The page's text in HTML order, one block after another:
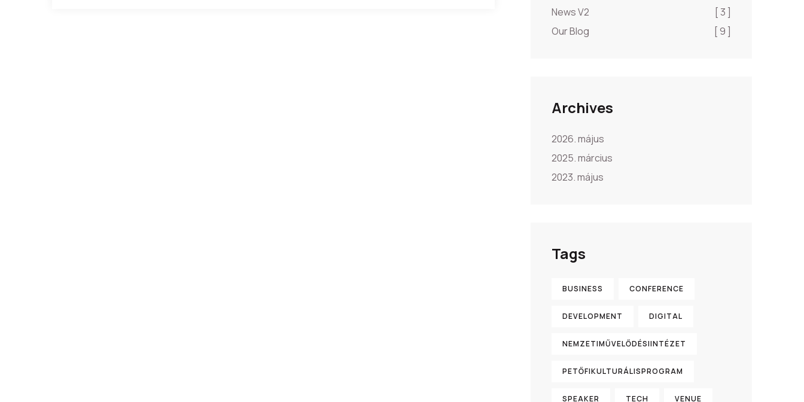
News V2
[ 3 ]
Our Blog
[ 9 ]
Archives
2026. május
2025. március
2023. május
Tags
BUSINESS CONFERENCE
DEVELOPMENT DIGITAL
NEMZETIMŰVELŐDÉSIINTÉZET
PETŐFIKULTURÁLISPROGRAM
SPEAKER TECH VENUE